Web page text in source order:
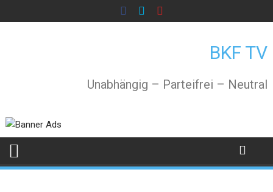
to
BKF TV
Unabhängig – Parteifrei – Neutral